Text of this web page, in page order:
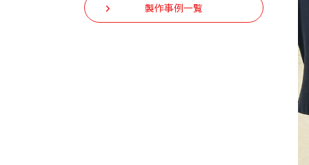
製作事例一覧